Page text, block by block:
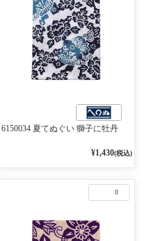
6150034 夏てぬぐい 獅子に牡丹
¥1,430(税込)
0